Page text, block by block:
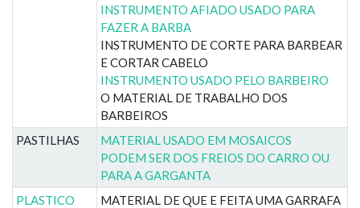
INSTRUMENTO AFIADO USADO PARA
FAZER A BARBA
INSTRUMENTO DE CORTE PARA BARBEAR
E CORTAR CABELO
INSTRUMENTO USADO PELO BARBEIRO
O MATERIAL DE TRABALHO DOS
BARBEIROS
PASTILHAS
MATERIAL USADO EM MOSAICOS
PODEM SER DOS FREIOS DO CARRO OU
PARA A GARGANTA
PLASTICO
MATERIAL DE QUE E FEITA UMA GARRAFA